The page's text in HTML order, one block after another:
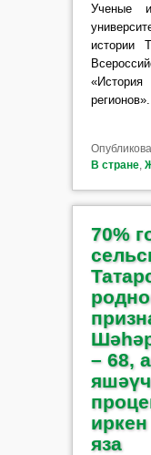
Ученые
истории
регионов».
В стране,
70%
– 68,
яза